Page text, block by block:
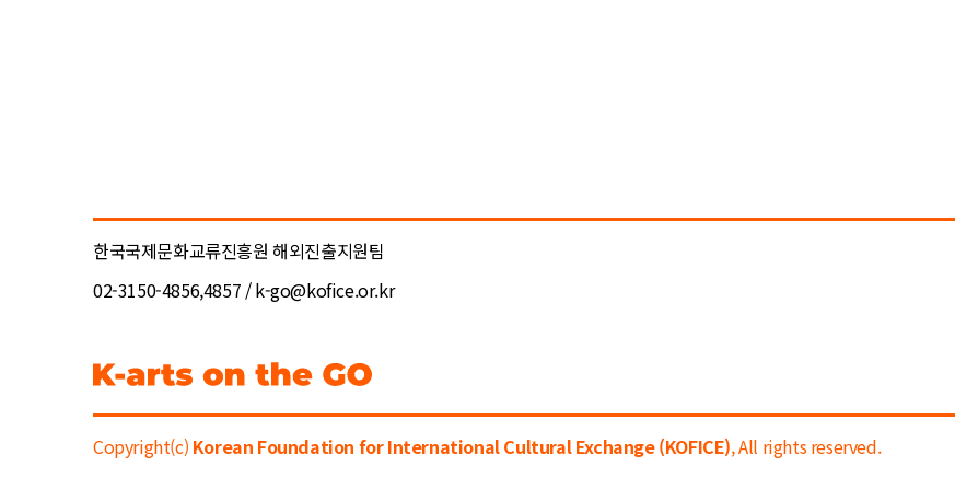
한국국제문화교류진흥원 해외진출지원팀
02-3150-4856,4857 / k-go@kofice.or.kr
Copyright(c) Korean Foundation for International Cultural Exchange (KOFICE), All rights reserved.